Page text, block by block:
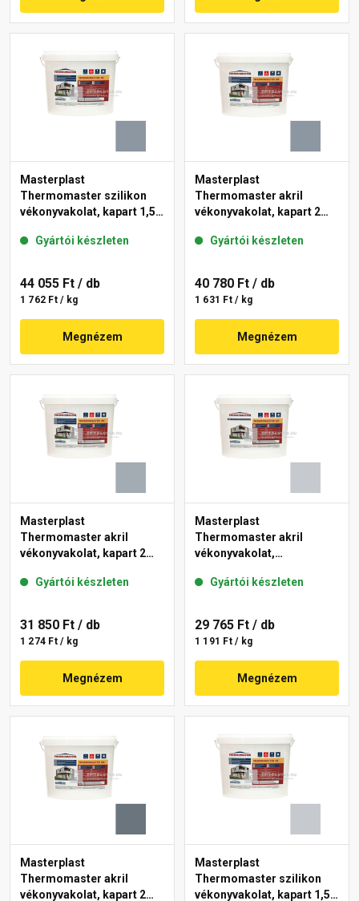
Masterplast
Thermomaster szilikon
vékonyvakolat, kapart 1,5
Gyártói készleten
44 055 Ft / db
1 762 Ft / kg
Megnézem
Masterplast
Thermomaster akril
vékonyvakolat, kapart 2
Gyártói készleten
40 780 Ft / db
1 631 Ft / kg
Megnézem
Masterplast
Thermomaster akril
vékonyvakolat, kapart 2
Gyártói készleten
31 850 Ft / db
1 274 Ft / kg
Megnézem
Masterplast
Thermomaster akril
vékonyvakolat,
50-F 25 kg
Gyártói készleten
29 765 Ft / db
1 191 Ft / kg
Megnézem
Masterplast
Thermomaster akril
vékonyvakolat, kapart 2
Masterplast
Thermomaster szilikon
vékonyvakolat, kapart 1,5